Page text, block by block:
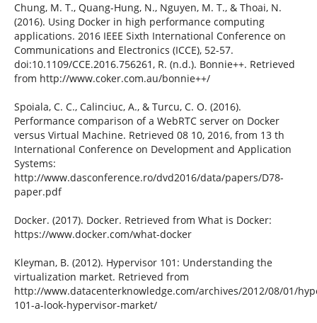
Chung, M. T., Quang-Hung, N., Nguyen, M. T., & Thoai, N.
(2016). Using Docker in high performance computing
applications. 2016 IEEE Sixth International Conference on
Communications and Electronics (ICCE), 52-57.
doi:10.1109/CCE.2016.756261, R. (n.d.). Bonnie++. Retrieved
from http://www.coker.com.au/bonnie++/
Spoiala, C. C., Calinciuc, A., & Turcu, C. O. (2016).
Performance comparison of a WebRTC server on Docker
versus Virtual Machine. Retrieved 08 10, 2016, from 13 th
International Conference on Development and Application
Systems:
http://www.dasconference.ro/dvd2016/data/papers/D78-
paper.pdf
Docker. (2017). Docker. Retrieved from What is Docker:
https://www.docker.com/what-docker
Kleyman, B. (2012). Hypervisor 101: Understanding the
virtualization market. Retrieved from
http://www.datacenterknowledge.com/archives/2012/08/01/
101-a-look-hypervisor-market/